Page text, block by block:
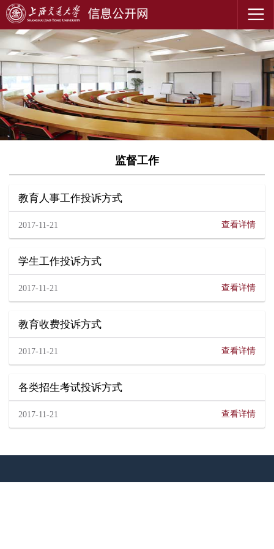
监督工作
教育人事工作投诉方式
2017-11-21 查看详情
学生工作投诉方式
2017-11-21 查看详情
教育收费投诉方式
2017-11-21 查看详情
各类招生考试投诉方式
2017-11-21 查看详情